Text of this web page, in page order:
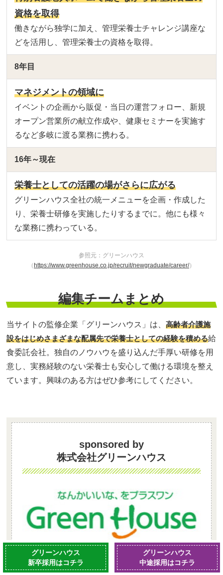
資格を取得
働きながら独学に加え、管理栄養士チャレンジ講座な
どを活用し、管理栄養士の資格を取得。
8年目
マネジメントの領域に
イベントの企画から販促・当日の運営フォロー、新規
オープン営業所の献立作成や、健康セミナーを実施す
るなど多岐に渡る業務に携わる。
16年～現在
栄養士としての活躍の場がさらに広がる
グリーンハウス全社の統一メニューを企画・作成した
り、栄養士研修を実施したりするまでに。他にも様々
な業務に携わっている。
参照元：グリーンハウス
（ https://www.greenhouse.co.jp/recruit/newgraduate/career/）
編集チームまとめ
当サイトの監修企業「グリーンハウス」は、高齢者介護施
設をはじめさまざまな配属先で栄養士としての経験を積める給
食委託会社。独自のノウハウを盛り込んだ手厚い研修を用
意し、実務経験のない栄養士も安心して働ける環境を整え
ています。興味のある方はぜひ参考にしてください。
sponsored by
株式会社グリーンハウス
厳選した旬の食材、調理法、そして安全にこだわ
り「食と健康の総合ホスピタリティ企業」として、
グリーンハウス
新卒採用はコチラ
グリーンハウス
中途採用はコチラ